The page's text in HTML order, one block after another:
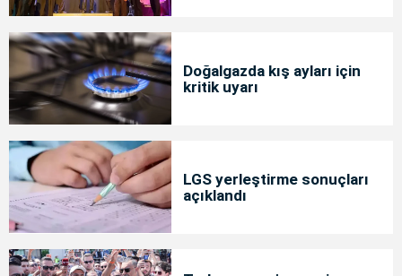
Doğalgazda kış ayları için
kritik uyarı
LGS yerleştirme sonuçları
açıklandı